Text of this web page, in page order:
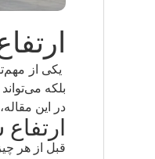
یکی از
بلکه
در این
قبل از هر